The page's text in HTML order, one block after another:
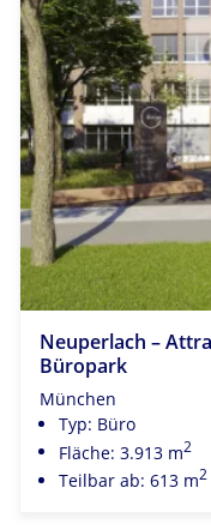
Neuperlach –
Büropark
München
Typ: Büro
Fläche: 3.913 m2
Teilbar ab: 613 m2